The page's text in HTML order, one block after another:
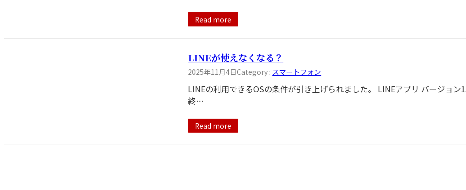
Read more
LINEが使えなくなる？
2025年11月4日Category : スマートフォン
LINEの利用できるOSの条件が引き上げられました。 LINEアプリ バージョン
終…
Read more